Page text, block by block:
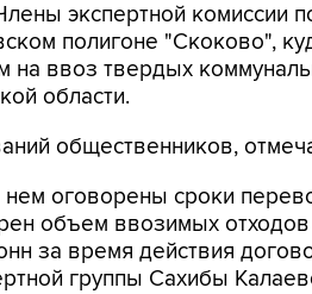
экспертной комиссии
полигоне "Скоково",
на ввоз твердых
области.
общественников,
оговорены сроки
объем ввозимых
за время действия
группы Сахибы